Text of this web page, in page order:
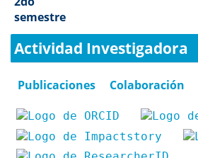
semestre
Actividad Investigadora
Publicaciones Colaboración